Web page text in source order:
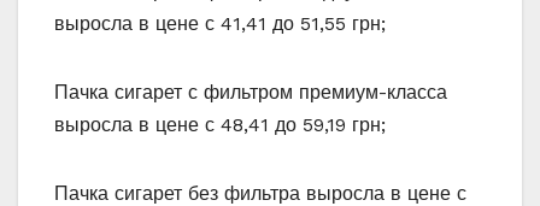
выросла в цене с 41,41 до 51,55 грн;
Пачка сигарет с фильтром премиум-класса
выросла в цене с 48,41 до 59,19 грн;
Пачка сигарет без фильтра выросла в цене с